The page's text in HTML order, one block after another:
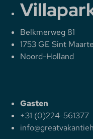
Belkmerweg 81
1753 GE Sint
Noord-Holland
Gasten
+31 (0)224-561377